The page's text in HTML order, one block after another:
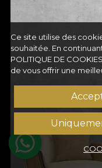
Ce site utilise des
souhaitée. En
POLITIQUE DE COOKIES
de vous offrir une